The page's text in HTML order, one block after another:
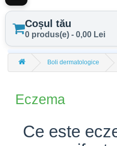
Coșul tău
0 produs(e) - 0,00 Lei
Boli dermatologice
Eczema
Ce este